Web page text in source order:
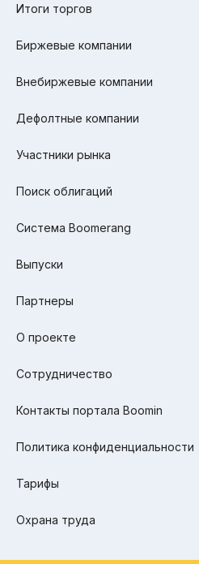
Итоги торгов
Биржевые компании
Внебиржевые компании
Дефолтные компании
Участники рынка
Поиск облигаций
Система Boomerang
Выпуски
Партнеры
О проекте
Сотрудничество
Контакты портала Boomin
Политика конфиденциальности
Тарифы
Охрана труда